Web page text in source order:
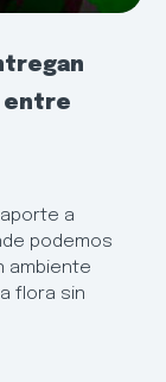
entre
a
podemos
ambiente
flora sin